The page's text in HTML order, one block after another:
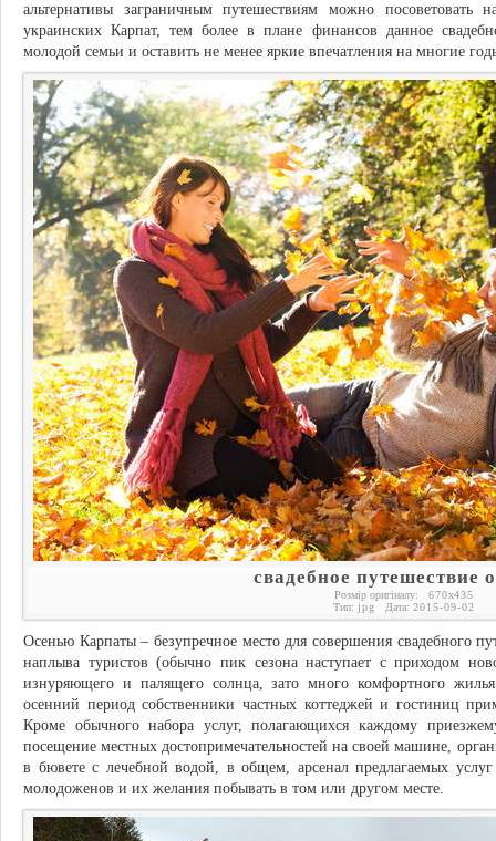
альтернативы заграничным путешествиям можно посоветовать
украинских Карпат, тем более в плане финансов данное
молодой семьи и оставить не менее яркие впечатления на многие
свадебное путешествие
Розмір оригіналу: 670x435
Тип: jpg Дата: 2015-09-02
Осенью Карпаты – безупречное место для совершения свадебного
наплыва туристов (обычно пик сезона наступает с приходом
изнуряющего и палящего солнца, зато много комфортного
осенний период собственники частных коттеджей и гостиниц
Кроме обычного набора услуг, полагающихся каждому
посещение местных достопримечательностей на своей машине,
в бювете с лечебной водой, в общем, арсенал предлагаемых услуг
молодоженов и их желания побывать в том или другом месте.